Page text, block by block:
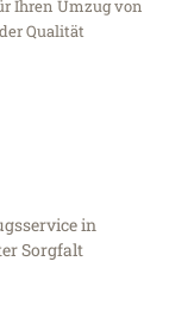
Ihren Umzug von
Qualität
in
Sorgfalt